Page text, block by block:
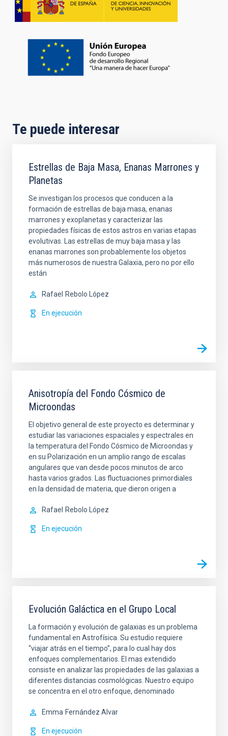
Te puede interesar
Estrellas de Baja Masa, Enanas Marrones y
Planetas
Se investigan los procesos que conducen a la
formación de estrellas de baja masa, enanas
marrones y exoplanetas y caracterizar las
propiedades físicas de estos astros en varias etapas
evolutivas. Las estrellas de muy baja masa y las
enanas marrones son probablemente los objetos
más numerosos de nuestra Galaxia, pero no por ello
están
Rafael Rebolo López
En ejecución
Anisotropía del Fondo Cósmico de
Microondas
El objetivo general de este proyecto es determinar y
estudiar las variaciones espaciales y espectrales en
la temperatura del Fondo Cósmico de Microondas y
en su Polarización en un amplio rango de escalas
angulares que van desde pocos minutos de arco
hasta varios grados. Las fluctuaciones primordiales
en la densidad de materia, que dieron origen a
Rafael Rebolo López
En ejecución
Evolución Galáctica en el Grupo Local
La formación y evolución de galaxias es un problema
fundamental en Astrofísica. Su estudio requiere
“viajar atrás en el tiempo”, para lo cual hay dos
enfoques complementarios. El mas extendido
consiste en analizar las propiedades de las galaxias a
diferentes distancias cosmológicas. Nuestro equipo
se concentra en el otro enfoque, denominado
Emma Fernández Alvar
En ejecución